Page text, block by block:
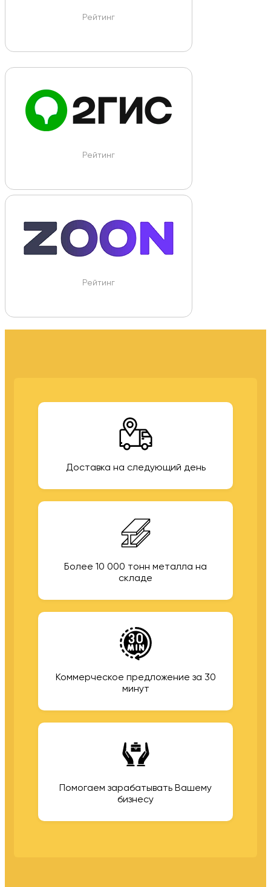
Рейтинг
Рейтинг
Рейтинг
Доставка на следующий день
Более 10 000 тонн металла на
складе
Коммерческое предложение за 30
минут
Помогаем зарабатывать Вашему
бизнесу